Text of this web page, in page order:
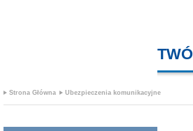
Strona Główna Ubezpieczenia komunikacyjne